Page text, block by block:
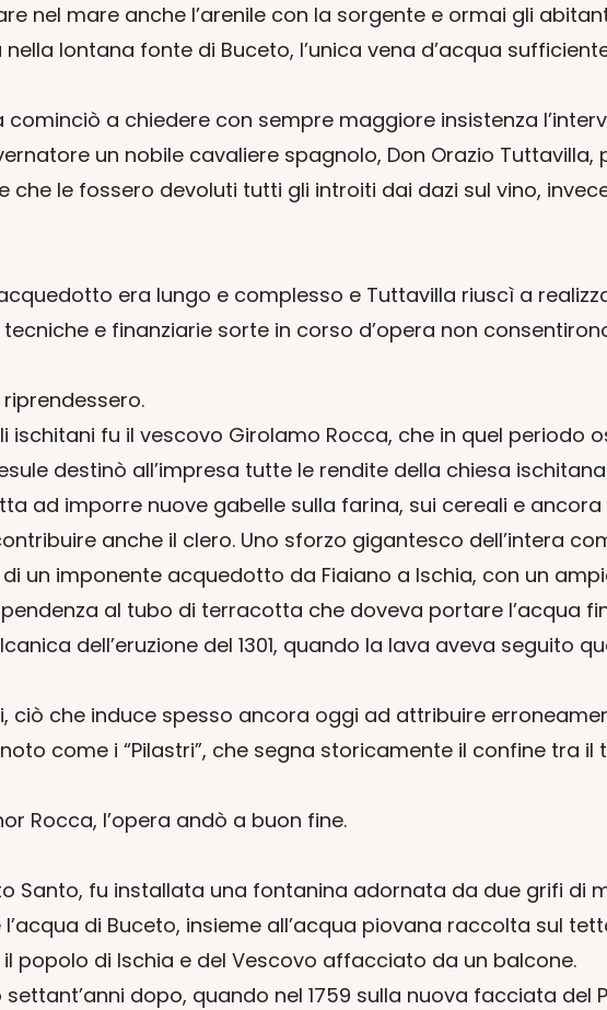
nel mare anche l’arenile con la sorgente e ormai gli
lontana fonte di Buceto, l’unica vena d’acqua
cominciò a chiedere con sempre maggiore insistenza
un nobile cavaliere spagnolo, Don Orazio
che le fossero devoluti tutti gli introiti dai dazi sul vino,
era lungo e complesso e Tuttavilla riuscì a
e finanziarie sorte in corso d’opera non
ischitani fu il vescovo Girolamo Rocca, che in quel periodo
destinò all’impresa tutte le rendite della chiesa
ad imporre nuove gabelle sulla farina, sui cereali e ancora
anche il clero. Uno sforzo gigantesco dell’intera
un imponente acquedotto da Fiaiano a Ischia, con un
al tubo di terracotta che doveva portare l’acqua
dell’eruzione del 1301, quando la lava aveva seguito
ciò che induce spesso ancora oggi ad attribuire
come i “Pilastri”, che segna storicamente il confine tra il
Rocca, l’opera andò a buon fine.
Santo, fu installata una fontanina adornata da due grifi
di Buceto, insieme all’acqua piovana raccolta sul
popolo di Ischia e del Vescovo affacciato da un balcone.
dopo, quando nel 1759 sulla nuova facciata del